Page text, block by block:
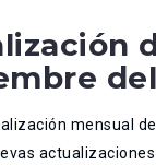
mensual